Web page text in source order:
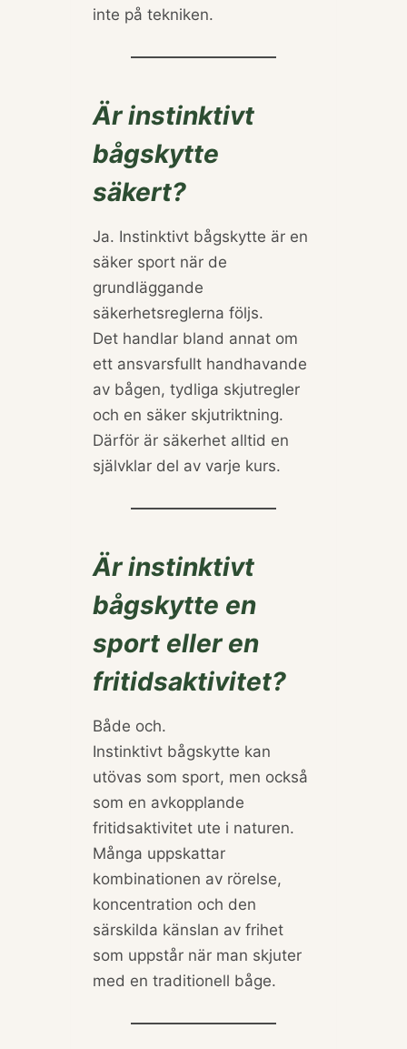
inte på tekniken.
Är instinktivt
bågskytte
säkert?
Ja. Instinktivt bågskytte är en
säker sport när de
grundläggande
säkerhetsreglerna följs.
Det handlar bland annat om
ett ansvarsfullt handhavande
av bågen, tydliga skjutregler
och en säker skjutriktning.
Därför är säkerhet alltid en
självklar del av varje kurs.
Är instinktivt
bågskytte en
sport eller en
fritidsaktivitet?
Både och.
Instinktivt bågskytte kan
utövas som sport, men också
som en avkopplande
fritidsaktivitet ute i naturen.
Många uppskattar
kombinationen av rörelse,
koncentration och den
särskilda känslan av frihet
som uppstår när man skjuter
med en traditionell båge.